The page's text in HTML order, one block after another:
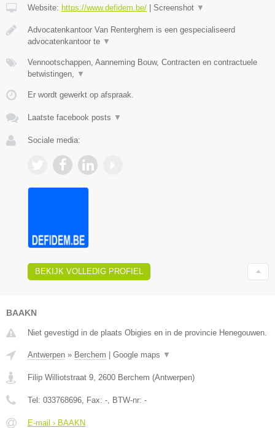
Website: https://www.defidem.be/ Screenshot ▼
Advocatenkantoor Van Renterghem is een gespecialiseerd
advocatenkantoor te ▼
Vennootschappen, Aanneming Bouw, Contracten en contractuele
betwistingen, ▼
Er wordt gewerkt op afspraak.
Laatste facebook posts ▼
Sociale media:
BEKIJK VOLLEDIG PROFIEL
BAAKN
Niet gevestigd in de plaats Obigies en in de provincie Henegouwen.
Antwerpen » Berchem Google maps ▼
Filip Williotstraat 9, 2600 Berchem (Antwerpen)
Tel: 033768696, Fax: -, BTW-nr: -
E-mail › BAAKN